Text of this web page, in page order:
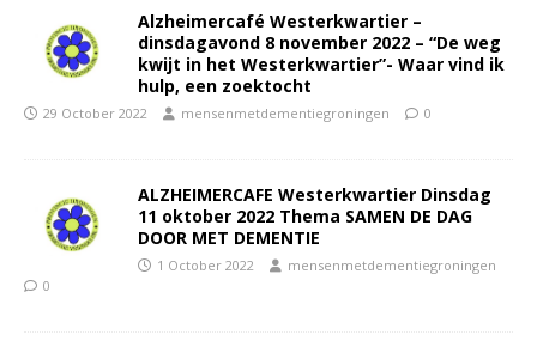
Alzheimercafé Westerkwartier –
dinsdagavond 8 november 2022 – “De weg
kwijt in het Westerkwartier”- Waar vind ik
hulp, een zoektocht
29 October 2022 mensenmetdementiegroningen 0
ALZHEIMERCAFE Westerkwartier Dinsdag
11 oktober 2022 Thema SAMEN DE DAG
DOOR MET DEMENTIE
1 October 2022
mensenmetdementiegroningen
0